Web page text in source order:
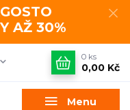
AŽ 30%
Menu
0 ks
0,00 Kč